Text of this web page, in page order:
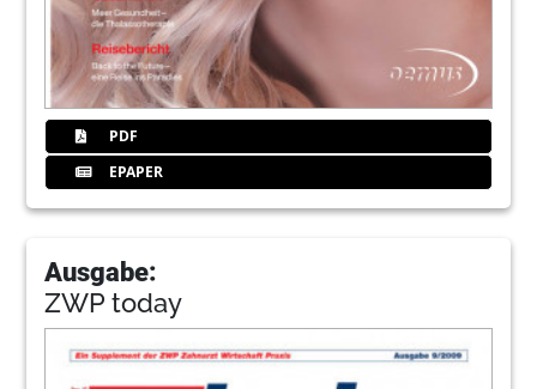
PDF
EPAPER
Ausgabe:
ZWP today